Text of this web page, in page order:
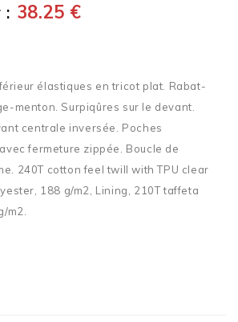
: 38.25 €
élastiques en tricot plat. Rabat-
menton. Surpiqûres sur le devant.
centrale inversée. Poches
fermeture zippée. Boucle de
240T cotton feel twill with TPU clear
188 g/m2, Lining, 210T taffeta
m2.